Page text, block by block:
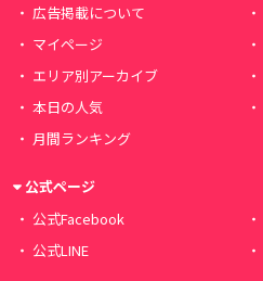
広告掲載について
マイページ
エリア別アーカイブ
本日の人気
月間ランキング
公式ページ
公式Facebook
公式LINE